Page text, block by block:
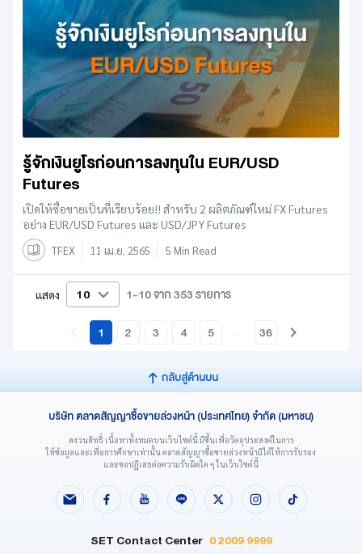
รู้จักเงินยูโรก่อนการลงทุนใน EUR/USD
Futures
เปิดให้ซื้อขายเป็นที่เรียบร้อย!! สำหรับ 2 ผลิตภัณฑ์ใหม่ FX Futures
อย่าง EUR/USD Futures และ USD/JPY Futures
TFEX 11 เม.ย. 2565 5 Min Read
แสดง 10
1-10 จาก 353 รายการ
1
2 3 4 5 36
กลับสู่ด้านบน
บริษัท ตลาดสัญญาซื้อขายล่วงหน้า (ประเทศไทย) จำกัด (มหาชน)
สงวนสิทธิ์ เนื้อหาทั้งหมดบนเว็บไซต์นี้ มีขึ้นเพื่อวัตถุประสงค์ในการ
ให้ข้อมูลและเพื่อการศึกษาเท่านั้น ตลาดสัญญาซื้อขายล่วงหน้ามิได้ให้การรับรอง
และขอปฏิเสธต่อความรับผิดใด ๆ ในเว็บไซต์นี้
SET Contact Center 0 2009 9999